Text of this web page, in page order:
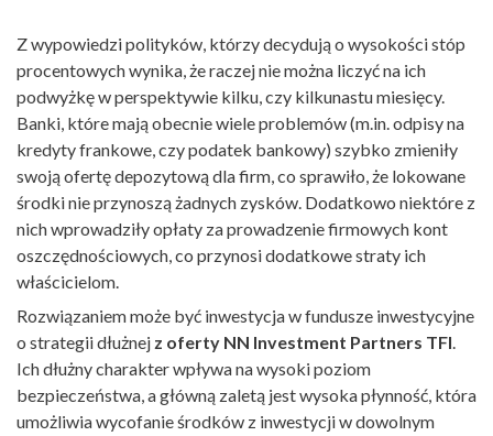
Z wypowiedzi polityków, którzy decydują o wysokości stóp
procentowych wynika, że raczej nie można liczyć na ich
podwyżkę w perspektywie kilku, czy kilkunastu miesięcy.
Banki, które mają obecnie wiele problemów (m.in. odpisy na
kredyty frankowe, czy podatek bankowy) szybko zmieniły
swoją ofertę depozytową dla firm, co sprawiło, że lokowane
środki nie przynoszą żadnych zysków. Dodatkowo niektóre z
nich wprowadziły opłaty za prowadzenie firmowych kont
oszczędnościowych, co przynosi dodatkowe straty ich
właścicielom.
Rozwiązaniem może być inwestycja w fundusze inwestycyjne
o strategii dłużnej z oferty NN Investment Partners TFI.
Ich dłużny charakter wpływa na wysoki poziom
bezpieczeństwa, a główną zaletą jest wysoka płynność, która
umożliwia wycofanie środków z inwestycji w dowolnym